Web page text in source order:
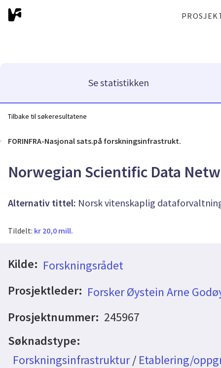
Se statistikken
Tilbake til søkeresultatene
FORINFRA-Nasjonal sats.på forskningsinfrastrukt.
Norwegian Scientific Data
Alternativ tittel: Norsk vitenskaplig
Tildelt: kr 20,0 mill.
Kilde: Forskningsrådet
Prosjektleder: Forsker Øystein Arne
Prosjektnummer: 245967
Søknadstype:
Forskningsinfrastruktur/ Etablering/